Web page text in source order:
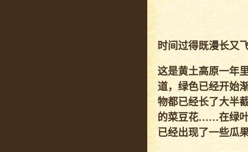
时间过得既漫长又
这是黄土高原一年
道，绿色已经开始
物都已经长了大半
的菜豆花……在绿叶
已经出现了一些瓜